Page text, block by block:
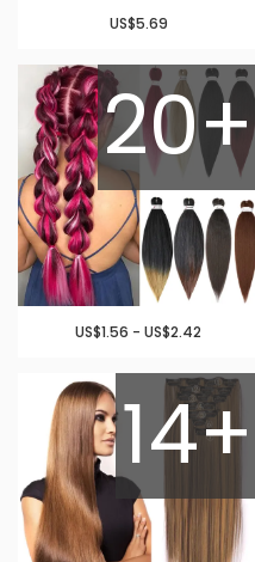
US$5.69
20+
US$1.56 - US$2.42
14+